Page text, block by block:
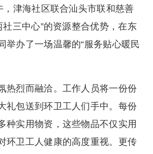
津海社区联合汕头市联和慈善
社三中心”的资源整合优势，在东
举办了一场温馨的“服务贴心暖民
烈而融洽。工作人员将一份份
礼包送到环卫工人们手中。每份
种实用物资，这些物品不仅实用
环卫工人健康的高度重视。更传